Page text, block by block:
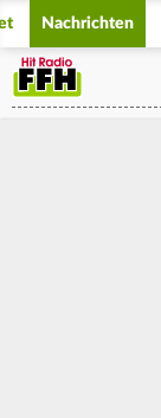
Nachrichten